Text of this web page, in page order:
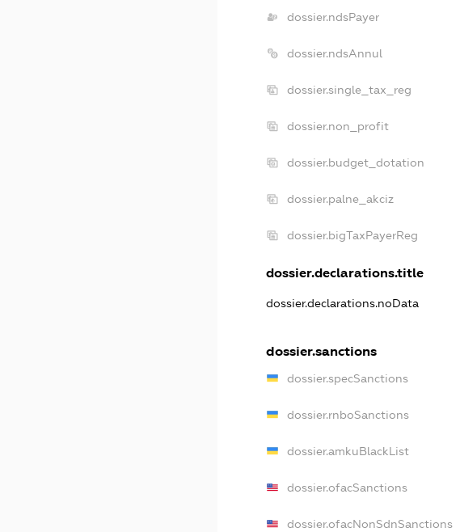
dossier.ndsPayer
dossier.ndsAnnul
dossier.single_tax_reg
dossier.non_profit
dossier.budget_dotation
dossier.palne_akciz
dossier.bigTaxPayerReg
dossier.declarations.title
dossier.declarations.noData
dossier.sanctions
dossier.specSanctions
dossier.rnboSanctions
dossier.amkuBlackList
dossier.ofacSanctions
dossier.ofacNonSdnSanctions